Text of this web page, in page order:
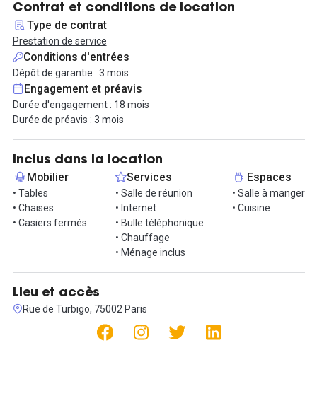
L'emplacement bénéficie d'une excellente desserte, à proximité
immédiate des stations Étienne Marcel, Réaumur-Sébastopol et
Châtelet – Les Halles, au cœur d'un quartier animé et central.
Tous les services sont inclus dans le loyer, garantissant une
installation simple et sans contraintes.
N’hésitez pas à nous contacter pour organiser une visite !
Contrat et conditions de location
Type de contrat
Prestation de service
Conditions d'entrées
Dépôt de garantie : 3 mois
Engagement et préavis
Durée d'engagement : 18 mois
Durée de préavis : 3 mois
Inclus dans la location
Mobilier
• Tables
• Chaises
• Casiers fermés
Services
• Salle de réunion
• Internet
• Bulle téléphonique
• Chauffage
• Ménage inclus
Espaces
• Salle à manger
• Cuisine
Lieu et accès
Rue de Turbigo, 75002 Paris